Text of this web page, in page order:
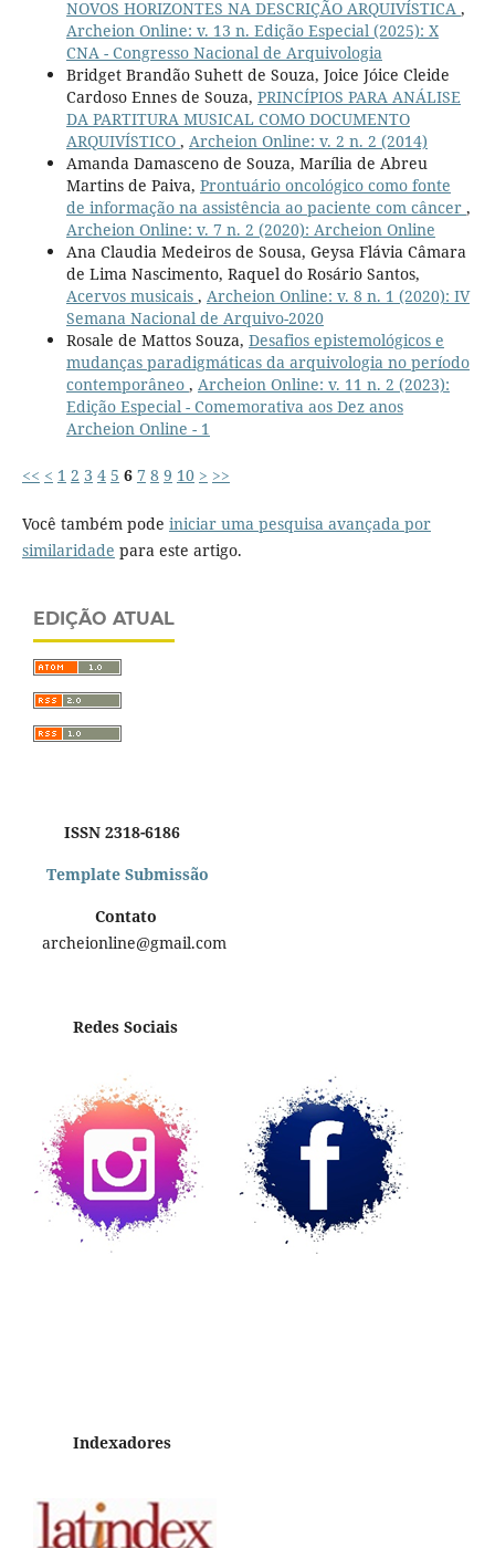
NOVOS HORIZONTES NA DESCRIÇÃO ARQUIVÍSTICA ,
Archeion Online: v. 13 n. Edição Especial (2025): X
CNA - Congresso Nacional de Arquivologia
Bridget Brandão Suhett de Souza, Joice Jóice Cleide
Cardoso Ennes de Souza, PRINCÍPIOS PARA ANÁLISE
DA PARTITURA MUSICAL COMO DOCUMENTO
ARQUIVÍSTICO , Archeion Online: v. 2 n. 2 (2014)
Amanda Damasceno de Souza, Marília de Abreu
Martins de Paiva, Prontuário oncológico como fonte
de informação na assistência ao paciente com câncer ,
Archeion Online: v. 7 n. 2 (2020): Archeion Online
Ana Claudia Medeiros de Sousa, Geysa Flávia Câmara
de Lima Nascimento, Raquel do Rosário Santos,
Acervos musicais , Archeion Online: v. 8 n. 1 (2020): IV
Semana Nacional de Arquivo-2020
Rosale de Mattos Souza, Desafios epistemológicos e
mudanças paradigmáticas da arquivologia no período
contemporâneo , Archeion Online: v. 11 n. 2 (2023):
Edição Especial - Comemorativa aos Dez anos
Archeion Online - 1
<< < 1 2 3 4 5 6 7 8 9 10 > >>
Você também pode iniciar uma pesquisa avançada por
similaridade para este artigo.
EDIÇÃO ATUAL
ISSN 2318-6186
Template Submissão
Contato
archeionline@gmail.com
Redes Sociais
Indexadores